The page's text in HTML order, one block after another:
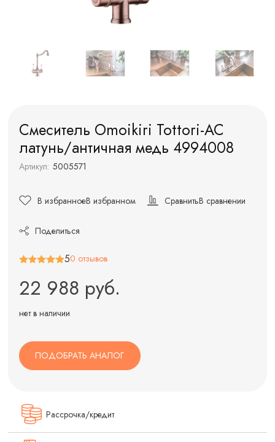
Смеситель Omoikiri Tottori-AC
латунь/античная медь 4994008
Артикул: 5005571
В избранноеВ избранном СравнитьВ сравнении
Поделиться
50 отзывов
22 988 руб.
нет в наличии
ПОДОБРАТЬ АНАЛОГ
Рассрочка/кредит